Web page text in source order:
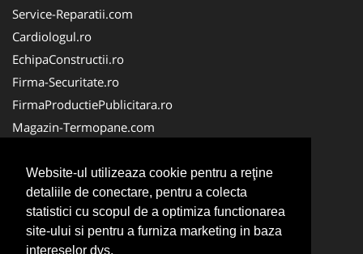
Website-ul utilizeaza cookie pentru a reţine
detaliile de conectare, pentru a colecta
statistici cu scopul de a optimiza functionarea
site-ului si pentru a furniza marketing in baza
intereselor dvs.
Service-Reparatii.com
Cardiologul.ro
EchipaConstructii.ro
Firma-Securitate.ro
FirmaProductiePublicitara.ro
Magazin-Termopane.com
CramaVinuri.ro
FirmaTractariAuto.ro
InstalatiiSolare.com
Pescaresc.ro